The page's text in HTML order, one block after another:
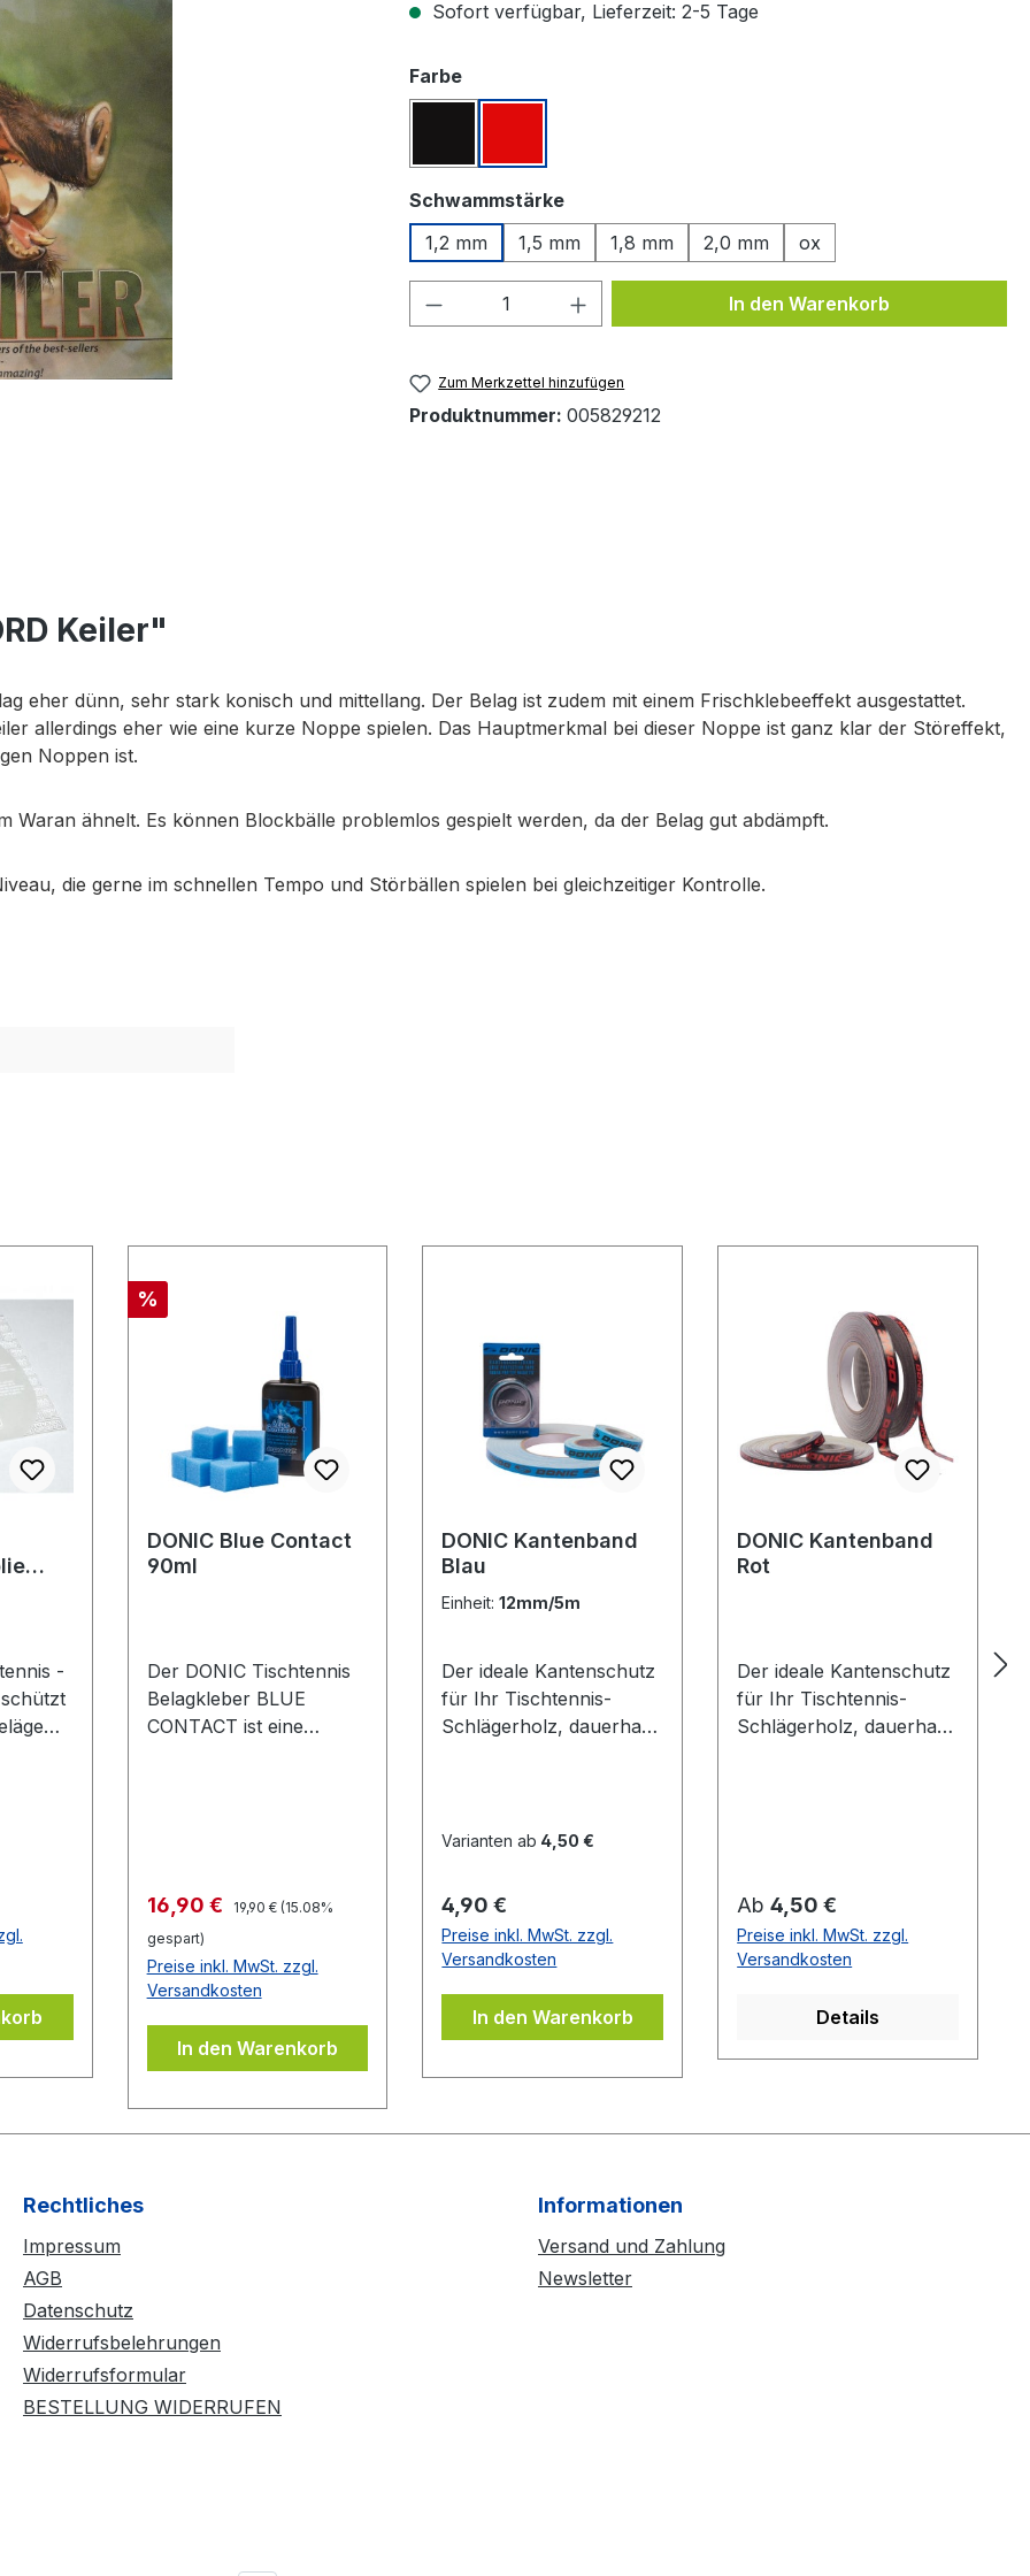
Sofort verfügbar, Lieferzeit: 2-5 Tage
Farbeauswählen
Schwammstärkeauswählen
1,2 mm
1,5 mm 1,8 mm 2,0 mm ox
Produkt Anzahl: Gib den gewünschten Wert
In den Warenkorb
Zum Merkzettel hinzufügen
Produktnummer: 005829212
Keiler"
eher dünn, sehr stark konisch und mittellang. Der Belag ist zudem mit einem Frischklebeeffekt ausgestattet.
allerdings eher wie eine kurze Noppe spielen. Das Hauptmerkmal bei dieser Noppe ist ganz klar der Störeffekt,
Noppen ist.
Waran ähnelt. Es können Blockbälle problemlos gespielt werden, da der Belag gut abdämpft.
die gerne im schnellen Tempo und Störbällen spielen bei gleichzeitiger Kontrolle.
-
Rabatt
%
DONIC Blue Contact
90ml
Der DONIC Tischtennis
Belagkleber BLUE
CONTACT ist eine
Konsistenz sorgt für eine
verbesserte
Klebewirkung und die
Beläge können auch
wieder problemlos
abgezogen werden,
Schwamm ausreißt bzw.
beschädigt wird. Durch
CONTACT beinhaltet
keine flüchtigen
organischen
Lösungsmittel und darf
Verkaufspreis:
16,90 € Regulärer Preis:
19,90 € (15.08%
gespart)
Preise inkl. MwSt. zzgl.
Versandkosten
In den Warenkorb
DONIC Kantenband
Blau
Einheit:12mm/5m
Der ideale Kantenschutz
für Ihr Tischtennis-
Schlägerholz, dauerhaft
Varianten ab 4,50 €
Regulärer Preis:
4,90 €
Preise inkl. MwSt. zzgl.
Versandkosten
In den Warenkorb
DONIC Kantenband
Rot
Der ideale Kantenschutz
für Ihr Tischtennis-
Schlägerholz, dauerhaft
Regulärer Preis:
Ab4,50 €
Preise inkl. MwSt. zzgl.
Versandkosten
Details
Rechtliches
Impressum
AGB
Datenschutz
Widerrufsbelehrungen
Widerrufsformular
BESTELLUNG WIDERRUFEN
Informationen
Versand und Zahlung
Newsletter